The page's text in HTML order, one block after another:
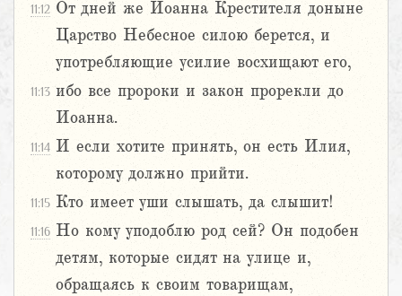
11:12 От дней же Иоанна Крестителя доныне
Царство Небесное силою берется, и
употребляющие усилие восхищают его,
11:13 ибо все пророки и закон прорекли до
Иоанна.
11:14 И если хотите принять, он есть Илия,
которому должно прийти.
11:15 Кто имеет уши слышать, да слышит!
11:16 Но кому уподоблю род сей? Он подобен
детям, которые сидят на улице и,
обращаясь к своим товарищам,